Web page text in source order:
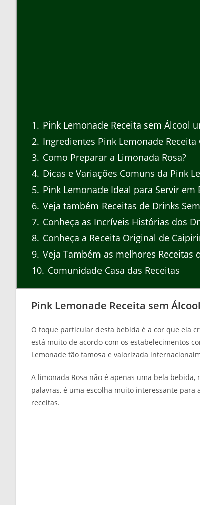
1
Pink Lemonade Receita sem Álcool
2 Ingredientes Pink Lemonade Receita
3 Como Preparar a Limonada Rosa?
4 Dicas e Variações Comuns da Pink
5 Pink Lemonade Ideal para Servir em
6 Veja também Receitas de Drinks
7 Conheça as Incríveis Histórias dos
8 Conheça a Receita Original de
9 Veja Também as melhores Receitas
10 Comunidade Casa das Receitas
Pink Lemonade Receita sem
O toque particular desta bebida é a cor que ela
está muito de acordo com os estabelecimentos
Lemonade tão famosa e valorizada
A limonada Rosa não é apenas uma bela
palavras, é uma escolha muito interessante
receitas.